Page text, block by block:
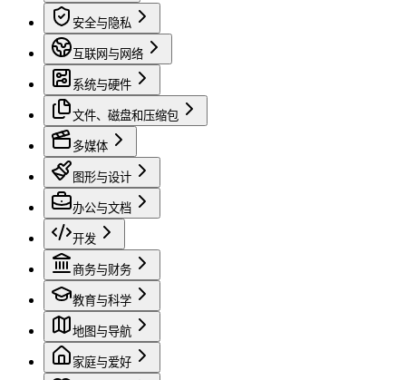
安全与隐私
互联网与网络
系统与硬件
文件、磁盘和压缩包
多媒体
图形与设计
办公与文档
开发
商务与财务
教育与科学
地图与导航
家庭与爱好